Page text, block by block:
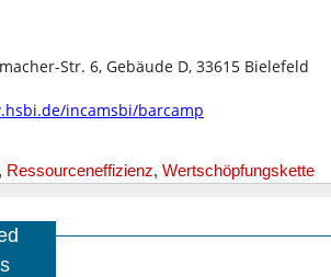
Str. 6, Gebäude D, 33615 Bielefeld
incamsbi/barcamp
, Ressourceneffizienz, Wertschöpfungskette